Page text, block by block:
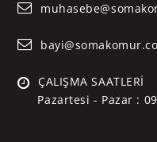
ÇALIŞMA SAATLERİ
Pazartesi - Pazar :